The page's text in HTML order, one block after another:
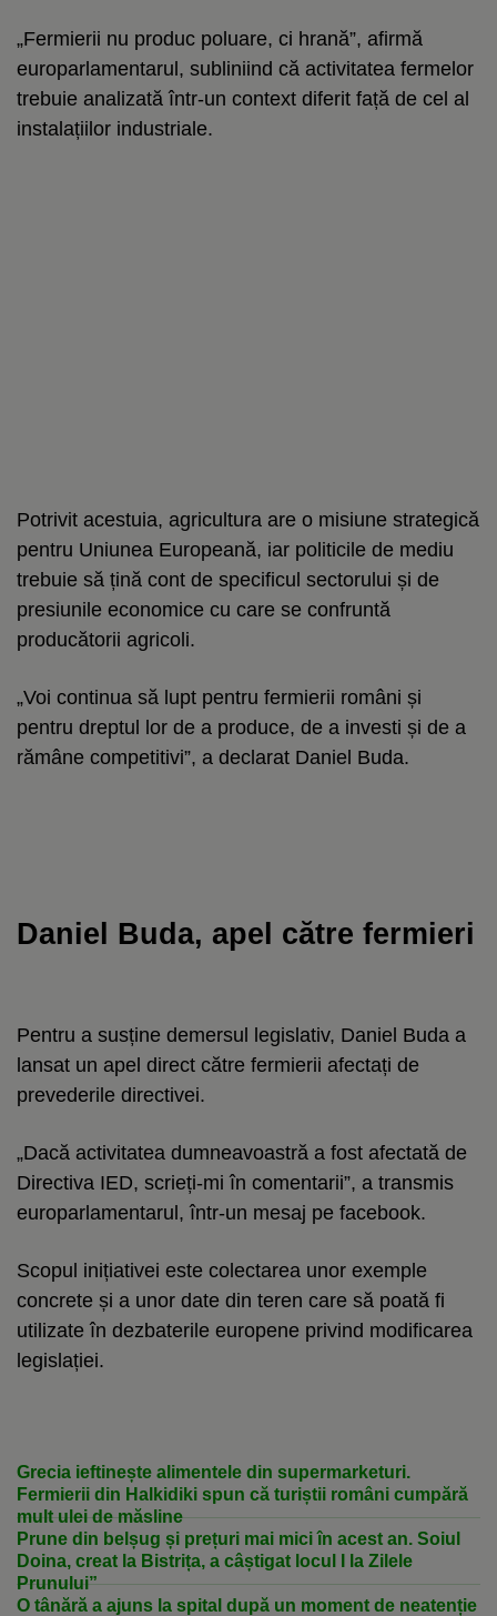
„Fermierii nu produc poluare, ci hrană”, afirmă
europarlamentarul, subliniind că activitatea fermelor
trebuie analizată într-un context diferit față de cel al
instalațiilor industriale.
Potrivit acestuia, agricultura are o misiune strategică
pentru Uniunea Europeană, iar politicile de mediu
trebuie să țină cont de specificul sectorului și de
presiunile economice cu care se confruntă
producătorii agricoli.
„Voi continua să lupt pentru fermierii români și
pentru dreptul lor de a produce, de a investi și de a
rămâne competitivi”, a declarat Daniel Buda.
Daniel Buda, apel către fermieri
Pentru a susține demersul legislativ, Daniel Buda a
lansat un apel direct către fermierii afectați de
prevederile directivei.
„Dacă activitatea dumneavoastră a fost afectată de
Directiva IED, scrieți-mi în comentarii”, a transmis
europarlamentarul, într-un mesaj pe facebook.
Scopul inițiativei este colectarea unor exemple
concrete și a unor date din teren care să poată fi
utilizate în dezbaterile europene privind modificarea
legislației.
Grecia ieftinește alimentele din supermarketuri.
Fermierii din Halkidiki spun că turiștii români cumpără
mult ulei de măsline
Prune din belșug și prețuri mai mici în acest an. Soiul
Doina, creat la Bistrița, a câștigat locul I la Zilele
Prunului”
O tânără a ajuns la spital după un moment de neatenție